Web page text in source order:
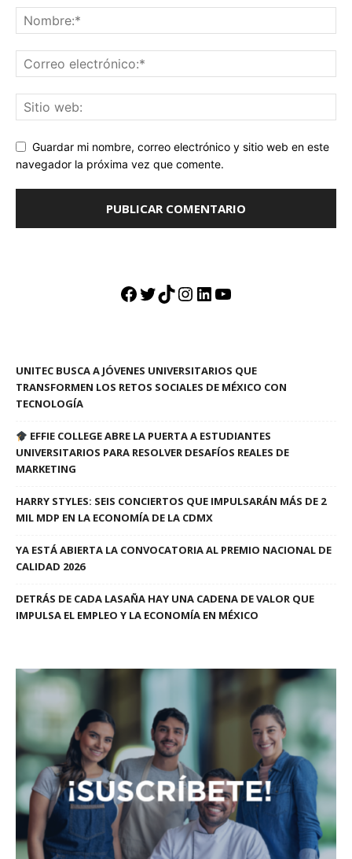
Guardar mi nombre, correo electrónico y sitio web en este
navegador la próxima vez que comente.
Facebook
Twitter
TikTok
Instagram
LinkedIn
YouTube
UNITEC BUSCA A JÓVENES UNIVERSITARIOS QUE
TRANSFORMEN LOS RETOS SOCIALES DE MÉXICO CON
TECNOLOGÍA
EFFIE COLLEGE ABRE LA PUERTA A ESTUDIANTES
UNIVERSITARIOS PARA RESOLVER DESAFÍOS REALES DE
MARKETING
HARRY STYLES: SEIS CONCIERTOS QUE IMPULSARÁN MÁS DE 2
MIL MDP EN LA ECONOMÍA DE LA CDMX
YA ESTÁ ABIERTA LA CONVOCATORIA AL PREMIO NACIONAL DE
CALIDAD 2026
DETRÁS DE CADA LASAÑA HAY UNA CADENA DE VALOR QUE
IMPULSA EL EMPLEO Y LA ECONOMÍA EN MÉXICO